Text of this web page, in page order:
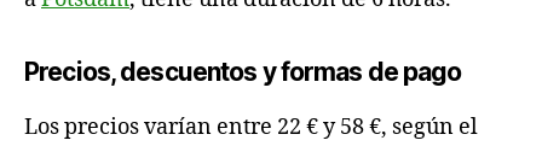
Precios, descuentos y formas de pago
Los precios varían entre 22 € y 58 €, según el